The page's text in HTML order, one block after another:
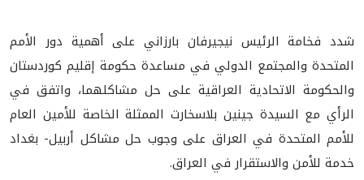
شدد فخامة الرئيس نيجيرفان بارزاني على أهمية دور الأمم
المتحدة والمجتمع الدولي في مساعدة حكومة إقليم كوردستان
والحكومة الاتحادية العراقية على حل مشاكلهما، واتفق في
الرأي مع السيدة جينين بلاسخارت الممثلة الخاصة للأمين العام
للأمم المتحدة في العراق على وجوب حل مشاكل أربيل- بغداد
خدمة للأمن والاستقرار في العراق.